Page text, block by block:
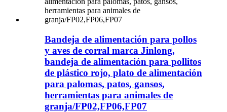
Bandeja de alimentación para pollos
y aves de corral marca Jinlong,
bandeja de alimentación para pollitos
de plástico rojo, plato de alimentación
para palomas, patos, gansos,
herramientas para animales de
granja/FP02,FP06,FP07